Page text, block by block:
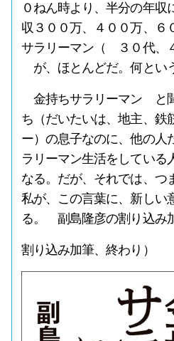
０ねん時より、半分の年
収３００万、４００万、６
サラリーマン（ ３０代、
が、ほとんどだ。何とい
金持ちサラリーマン と
ち（だいたいは、地主、鉄
ー）の息子なのに、他の人
ラリーマン生活をしている
なる。だが、それでは、つ
私が、この言葉に、新しい
る。 副島隆彦の割り込み
割り込み加筆、終わり）